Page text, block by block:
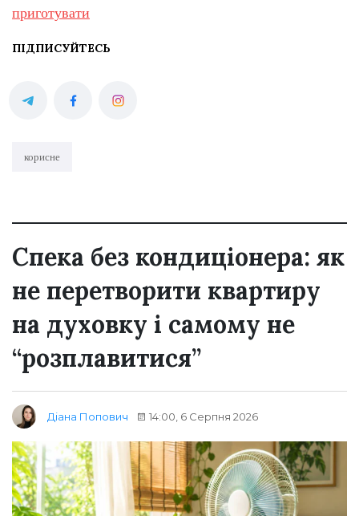
приготувати
ПІДПИСУЙТЕСЬ
корисне
Спека без кондиціонера: як
не перетворити квартиру
на духовку і самому не
“розплавитися”
Діана Попович 14:00, 6 Серпня 2026